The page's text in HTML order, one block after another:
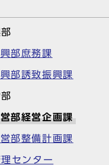
部庶務課
部誘致振興課
部経営企画課
部整備計画課
センター